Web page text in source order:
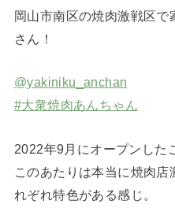
岡山市南区の焼肉激戦区
さん！
@yakiniku_anchan
#大衆焼肉あんちゃん
2022年9月にオープンした
このあたりは本当に焼肉
れぞれ特色がある感じ。